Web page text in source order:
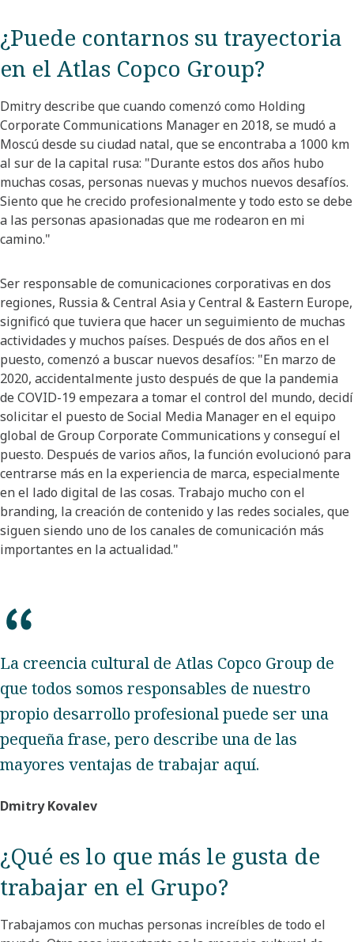
¿Puede contarnos su trayectoria
en el Atlas Copco Group?​
Dmitry describe que cuando comenzó como Holding
Corporate Communications Manager en 2018, se mudó a
Moscú desde su ciudad natal, que se encontraba a 1000 km
al sur de la capital rusa: "Durante estos dos años hubo
muchas cosas, personas nuevas y muchos nuevos desafíos.
Siento que he crecido profesionalmente y todo esto se debe
a las personas apasionadas que me rodearon en mi
camino." ​
​Ser responsable de comunicaciones corporativas en dos
regiones, Russia & Central Asia y Central & Eastern Europe,
significó que tuviera que hacer un seguimiento de muchas
actividades y muchos países. Después de dos años en el
puesto, comenzó a buscar nuevos desafíos: "En marzo de
2020, accidentalmente justo después de que la pandemia
de COVID-19 empezara a tomar el control del mundo, decidí
solicitar el puesto de Social Media Manager en el equipo
global de Group Corporate Communications y conseguí el
puesto. Después de varios años, la función evolucionó para
centrarse más en la experiencia de marca, especialmente
en el lado digital de las cosas. Trabajo mucho con el
branding, la creación de contenido y las redes sociales, que
siguen siendo uno de los canales de comunicación más
importantes en la actualidad."
La creencia cultural de Atlas Copco Group de
que todos somos responsables de nuestro
propio desarrollo profesional puede ser una
pequeña frase, pero describe una de las
mayores ventajas de trabajar aquí.
Dmitry Kovalev
¿Qué es lo que más le gusta de
trabajar en el Grupo?​
Trabajamos con muchas personas increíbles de todo el